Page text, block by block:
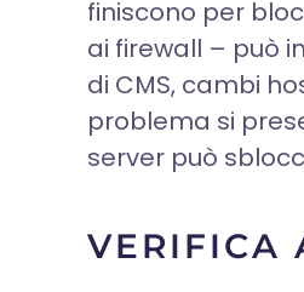
finiscono per
ai firewall – può
di CMS, cambi
problema si
server può
VERIFICA